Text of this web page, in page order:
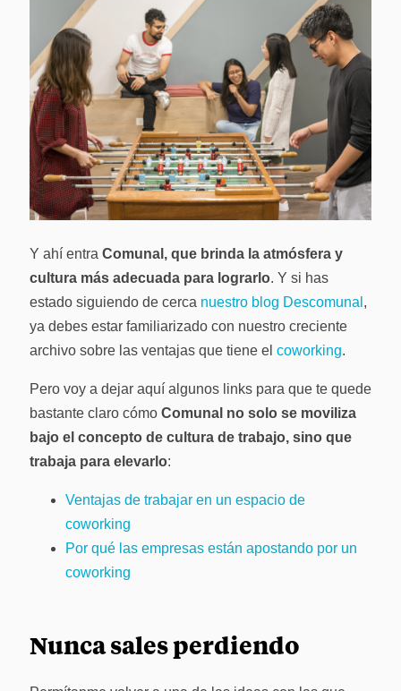
Y ahí entra Comunal, que brinda la atmósfera y
cultura más adecuada para lograrlo. Y si has
estado siguiendo de cerca nuestro blog Descomunal ,
ya debes estar familiarizado con nuestro creciente
archivo sobre las ventajas que tiene el coworking.
Pero voy a dejar aquí algunos links para que te quede
bastante claro cómo Comunal no solo se moviliza
bajo el concepto de cultura de trabajo, sino que
trabaja para elevarlo:
Ventajas de trabajar en un espacio de
coworking
Por qué las empresas están apostando por un
coworking
Nunca sales perdiendo